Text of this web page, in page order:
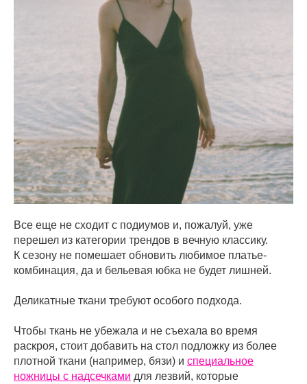
Все еще не сходит с подиумов и, пожалуй, уже
перешел из категории трендов в вечную классику.
К сезону не помешает обновить любимое платье-
комбинация, да и бельевая юбка не будет лишней.
Деликатные ткани требуют особого подхода.
Чтобы ткань не убежала и не съехала во время
раскроя, стоит добавить на стол подложку из более
плотной ткани (например, бязи) и специальное
ножницы с надсечками для лезвий, которые